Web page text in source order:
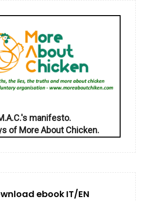
manifesto.
of More About Chicken.
ebook IT/EN